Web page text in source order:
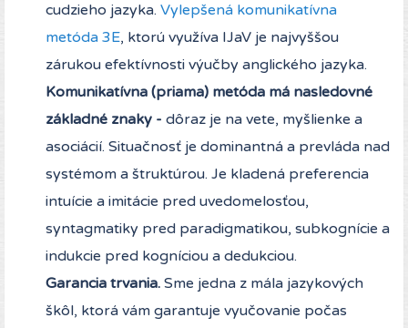
cudzieho jazyka. Vylepšená komunikatívna
metóda 3E, ktorú využíva IJaV je najvyššou
zárukou efektívnosti výučby anglického jazyka.
Komunikatívna (priama) metóda má nasledovné
základné znaky - dôraz je na vete, myšlienke a
asociácií. Situačnosť je dominantná a prevláda nad
systémom a štruktúrou. Je kladená preferencia
intuície a imitácie pred uvedomelosťou,
syntagmatiky pred paradigmatikou, subkognície a
indukcie pred kogníciou a dedukciou.
Garancia trvania. Sme jedna z mála jazykových
škôl, ktorá vám garantuje vyučovanie počas